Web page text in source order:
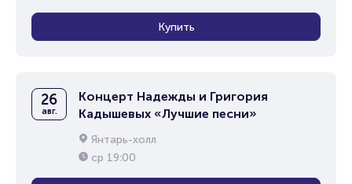
Купить
26
авг.
Концерт Надежды и Григория
Кадышевых «Лучшие песни»
Янтарь-холл
ср 19:00